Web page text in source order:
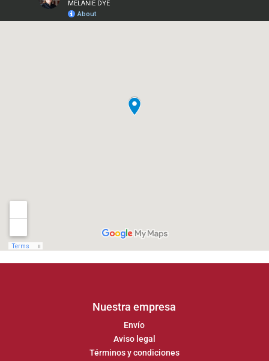
Nuestra empresa
Envío
Aviso legal
Términos y condiciones